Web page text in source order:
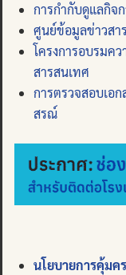
การกำกับดูแลกิจ
ศูนย์ข้อมูลข่าวสาร
โครงการอบรมคว
สารสนเทศ
การตรวจสอบเอ
สรณ์
นโยบายการคุ้ม